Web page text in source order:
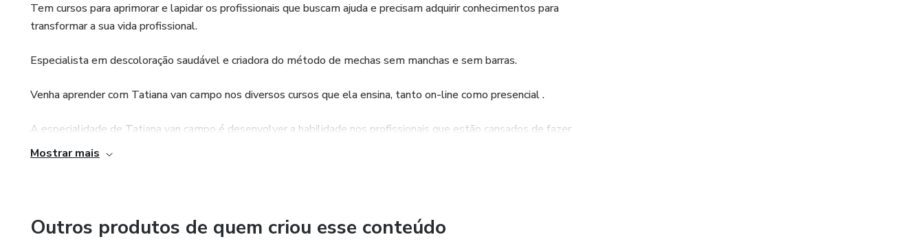
Tem cursos para aprimorar e lapidar os profissionais que buscam ajuda e precisam adquirir conhecimentos para
transformar a sua vida profissional.
Especialista em descoloração saudável e criadora do método de mechas sem manchas e sem barras.
Venha aprender com Tatiana van campo nos diversos cursos que ela ensina, tanto on-line como presencial .
A especialidade de Tatiana van campo é desenvolver a habilidade nos profissionais que estão cansados de fazer
cabelos manchando e sendo sempre refém do esfumado pra cobrir seus erros.
Com cursos maravilhosos e mais de 17 mil alunos formados, Tatiana van campo vem transformando grandes vidas na
profissão.
Mostrar mais
Outros produtos de quem criou esse conteúdo